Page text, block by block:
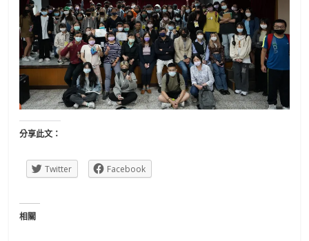
分享此文：
Twitter Facebook
相關